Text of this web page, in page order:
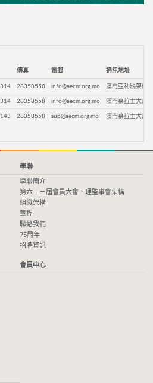
傳真 電郵 通訊地址
28358558 info@aecm.org.mo 澳門亞利鴉架街9
28358558 info@aecm.org.mo 澳門慕拉士大馬
28358558 sup@aecm.org.mo 澳門慕拉士大馬
學聯
學聯簡介
第六十三屆會員大會、理監事會架構
組織架構
章程
聯絡我們
75周年
招聘資訊
會員中心